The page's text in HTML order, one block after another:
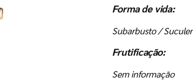
Forma de vida:
Subarbusto /
Frutificação:
Sem informação